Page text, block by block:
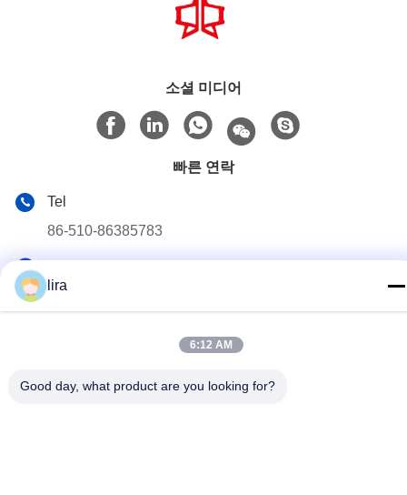
소셜 미디어
빠른 연락
Tel
86-510-86385783
sales@gabion.cn
No.102의 Yungu 도로, Zhutang 도시, Jiangyin 시, 장쑤성, 중
lira
6:12 AM
Good day, what product are you looking for?